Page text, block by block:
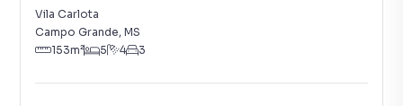
Vila Carlota
Campo Grande, MS
153m² 5 4 3